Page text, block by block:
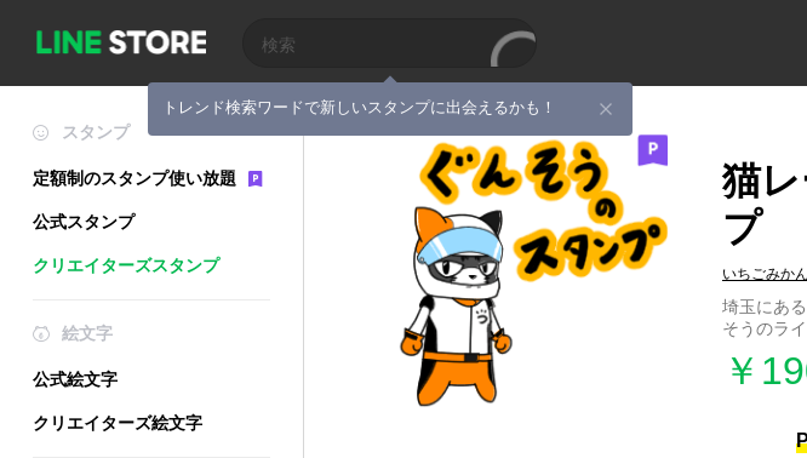
トレンド検索ワードで新しいスタンプに出会えるかも！
スタンプ
定額制のスタンプ使い放題
公式スタンプ
クリエイターズスタンプ
絵文字
公式絵文字
クリエイターズ絵文字
猫
プ
いちごみかん
埼玉にあ
そうのラ
￥